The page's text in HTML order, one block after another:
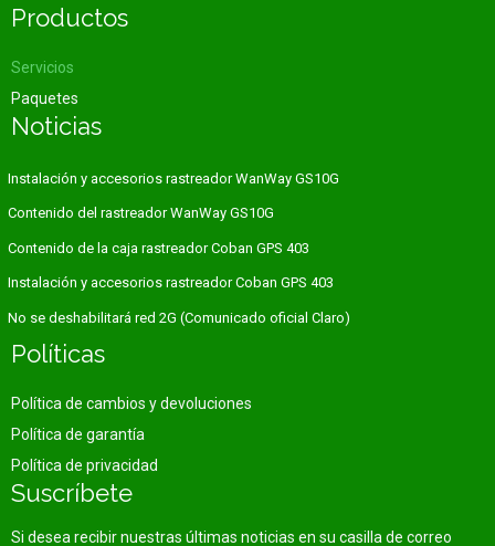
Productos
Servicios
Paquetes
Noticias
Instalación y accesorios rastreador WanWay GS10G
Contenido del rastreador WanWay GS10G
Contenido de la caja rastreador Coban GPS 403
Instalación y accesorios rastreador Coban GPS 403
No se deshabilitará red 2G (Comunicado oficial Claro)
Políticas
Política de cambios y devoluciones
Política de garantía
Política de privacidad
Suscríbete
Si desea recibir nuestras últimas noticias en su casilla de correo